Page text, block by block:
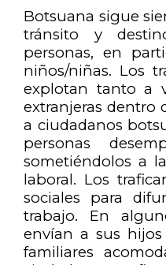
Botsuana sigue
tránsito y
personas, en
niños/niñas. Los
explotan tanto a
extranjeras dentro
a ciudadanos
personas
sometiéndolos a
laboral. Los
sociales para
trabajo. En
envían a sus
familiares